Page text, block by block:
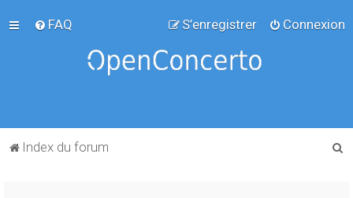
FAQ Connexion
S’enregistrer
Index du forum